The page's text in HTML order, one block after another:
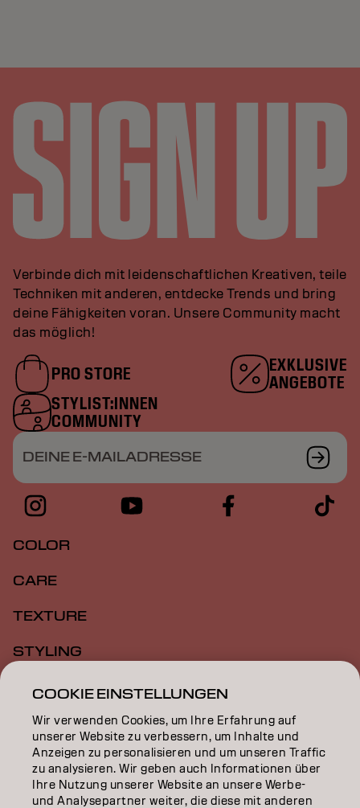
Verbinde dich mit leidenschaftlichen Kreativen, teile
Techniken mit anderen, entdecke Trends und bring
deine Fähigkeiten voran. Unsere Community macht
das möglich!
PRO STORE
EXKLUSIVE
ANGEBOTE
STYLIST:INNEN
COMMUNITY
DEINE E-MAILADRESSE
COLOR
CARE
TEXTURE
STYLING
INSPIRATION
EDUCATION
ÜBER
SALON FINDER
COOKIE EINSTELLUNGEN
Wir verwenden Cookies, um Ihre Erfahrung auf
unserer Website zu verbessern, um Inhalte und
Anzeigen zu personalisieren und um unseren Traffic
zu analysieren. Wir geben auch Informationen über
Ihre Nutzung unserer Website an unsere Werbe-
und Analysepartner weiter, die diese mit anderen